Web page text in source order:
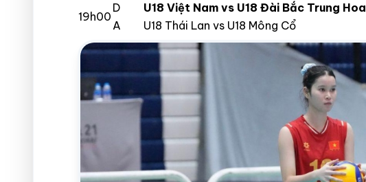
19h00
D
U18 Việt Nam vs U18 Đài Bắc Trung Hoa
A
U18 Thái Lan vs U18 Mông Cổ